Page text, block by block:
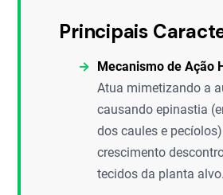
Principais
Mecanismo de Ação
Atua mimetizando a
causando epinastia
dos caules e
crescimento
tecidos da planta alvo.